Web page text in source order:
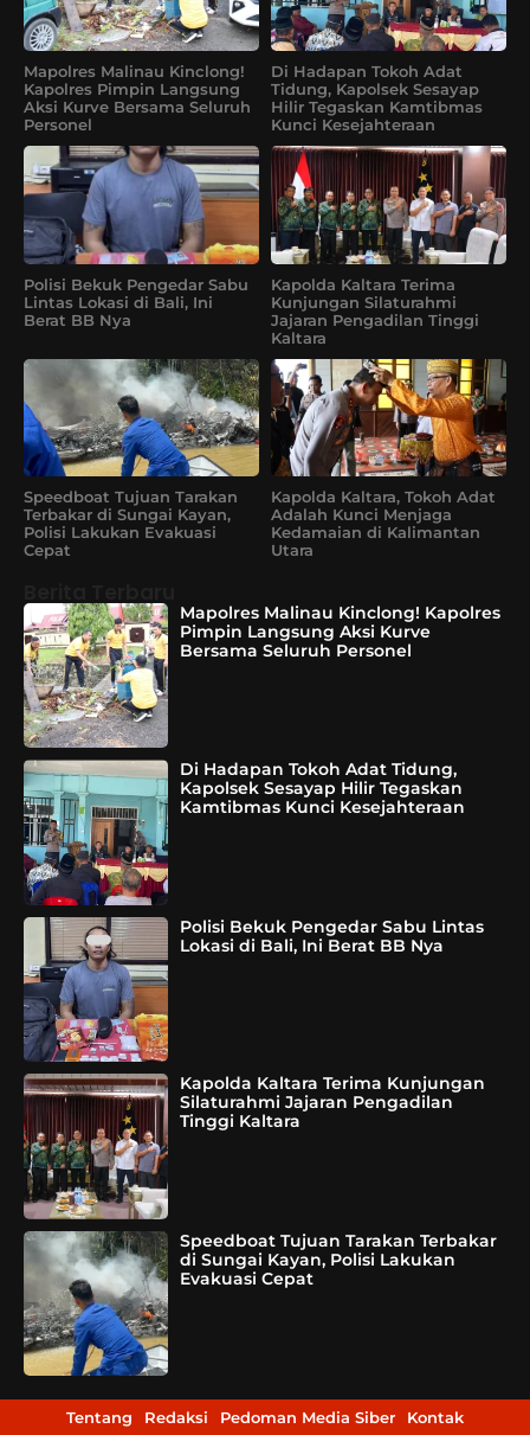
Mapolres Malinau Kinclong!
Kapolres Pimpin Langsung
Aksi Kurve Bersama Seluruh
Personel
Di Hadapan Tokoh Adat
Tidung, Kapolsek Sesayap
Hilir Tegaskan Kamtibmas
Kunci Kesejahteraan
Polisi Bekuk Pengedar Sabu
Lintas Lokasi di Bali, Ini
Berat BB Nya
Kapolda Kaltara Terima
Kunjungan Silaturahmi
Jajaran Pengadilan Tinggi
Kaltara
Speedboat Tujuan Tarakan
Terbakar di Sungai Kayan,
Polisi Lakukan Evakuasi
Cepat
Kapolda Kaltara, Tokoh Adat
Adalah Kunci Menjaga
Kedamaian di Kalimantan
Utara
Mapolres Malinau Kinclong! Kapolres
Pimpin Langsung Aksi Kurve
Bersama Seluruh Personel
Di Hadapan Tokoh Adat Tidung,
Kapolsek Sesayap Hilir Tegaskan
Kamtibmas Kunci Kesejahteraan
Polisi Bekuk Pengedar Sabu Lintas
Lokasi di Bali, Ini Berat BB Nya
Kapolda Kaltara Terima Kunjungan
Silaturahmi Jajaran Pengadilan
Tinggi Kaltara
Speedboat Tujuan Tarakan Terbakar
di Sungai Kayan, Polisi Lakukan
Evakuasi Cepat
Tentang Redaksi Pedoman Media Siber Kontak